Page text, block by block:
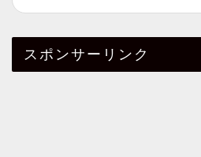
スポンサーリンク